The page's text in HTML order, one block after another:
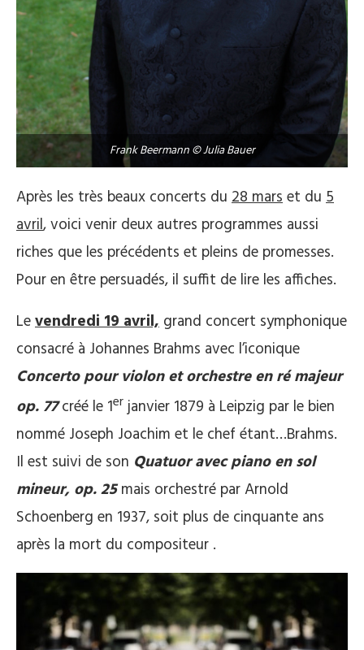
Frank Beermann © Julia Bauer
Après les très beaux concerts du 28 marset du 5
avril, voici venir deux autres programmes aussi
riches que les précédents et pleins de promesses.
Pour en être persuadés, il suffit de lire les affiches.
Levendredi 19 avril, grand concert symphonique
consacré à Johannes Brahms avec l’iconique
Concerto pour violon et orchestre en ré majeur
op. 77créé le 1erjanvier 1879 à Leipzig par le bien
nommé Joseph Joachim et le chef étant…Brahms.
Il est suivi de son Quatuor avec piano en sol
mineur, op. 25mais orchestré par Arnold
Schoenberg en 1937, soit plus de cinquante ans
après la mort du compositeur .